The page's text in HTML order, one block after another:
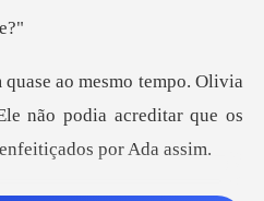
não podia acreditar que o